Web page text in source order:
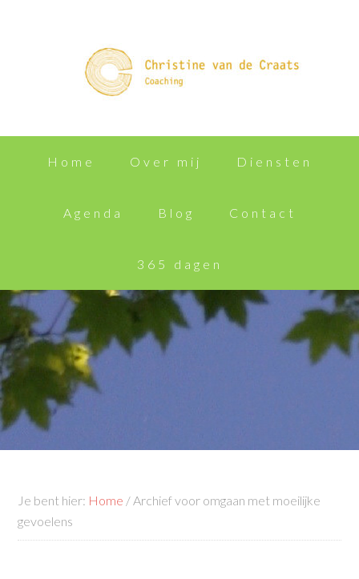
Home Over mij Diensten
Agenda Blog Contact
365 dagen
Je bent hier: Home /Archief voor omgaan met moeilijke
gevoelens